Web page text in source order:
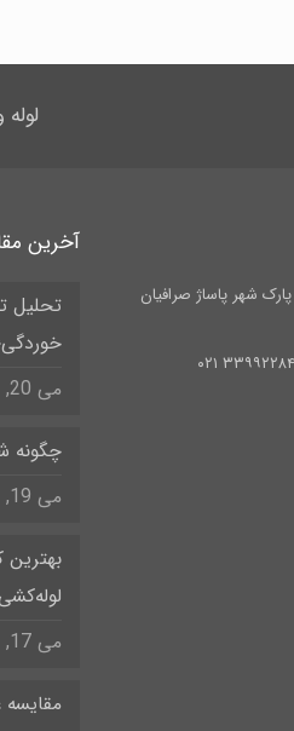
شهر پاساژ صرافیان
آخرین
تحلیل
می 20, 2026
چگونه
می 19, 2026
می 17, 2026